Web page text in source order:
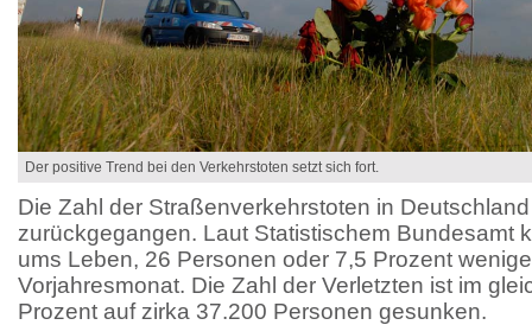
Der positive Trend bei den Verkehrstoten setzt sich fort.
Die Zahl der Straßenverkehrstoten in
zurückgegangen. Laut Statistischem Bundesamt
ums Leben, 26 Personen oder 7,5 Prozent
Vorjahresmonat. Die Zahl der Verletzten ist im
Prozent auf zirka 37.200 Personen gesunken.